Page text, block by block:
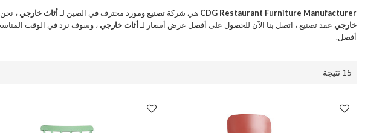
CDG Restaurant Furniture Manufacturer هي شركة تصنيع ومورد محترف في الصين لـأثاث خارجي،
خارجيعقد تصنيع ، اتصل بنا الآن للحصول على أفضل عرض أسعار لـأثاث خارجي، وسوف نرد في الوقت
أفضل.
15 نتيجة